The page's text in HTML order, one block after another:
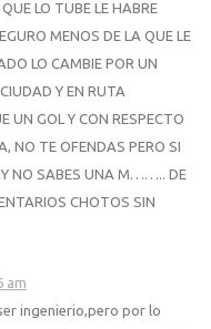
LO TUBE LE HABRE
MENOS DE LA QUE LE
LO CAMBIE POR UN
Y EN RUTA
UN GOL Y CON RESPECTO
NO TE OFENDAS PERO SI
Y NO SABES UNA M…….. DE
CHOTOS SIN
am
ingenierio,pero por lo